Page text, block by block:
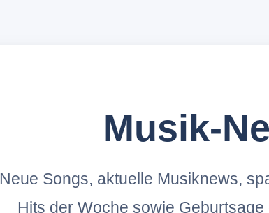
Musik-
Neue Songs, aktuelle Musiknews,
Hits der Woche sowie